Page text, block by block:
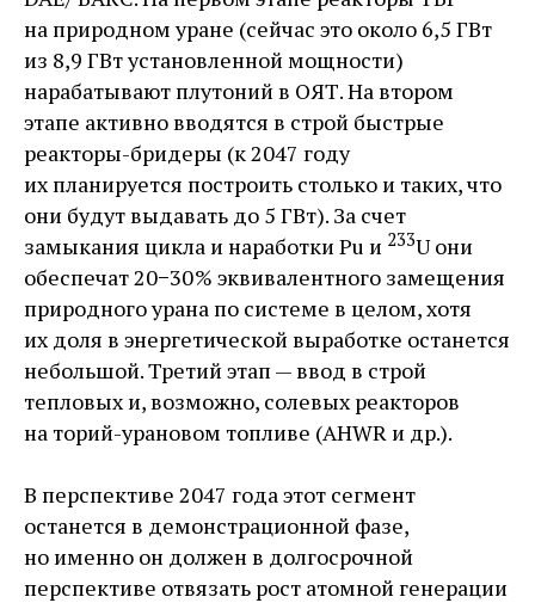
на природном уране (сейчас это около 6,5 ГВт
из 8,9 ГВт установленной мощности)
нарабатывают плутоний в ОЯТ. На втором
этапе активно вводятся в строй быстрые
реакторы-­бридеры (к 2047 году
их планируется построить столько и таких, что
они будут выдавать до 5 ГВт). За счет
замыкания цикла и наработки Pu и 233U они
обеспечат 20−30 % эквивалентного замещения
природного урана по системе в целом, хотя
их доля в энергетической выработке останется
небольшой. Третий этап — ​ввод в строй
тепловых и, возможно, солевых реакторов
на торий-­урановом топливе (AHWR и др.).
В перспективе 2047 года этот сегмент
останется в демонстрационной фазе,
но именно он должен в долгосрочной
перспективе отвязать рост атомной генерации